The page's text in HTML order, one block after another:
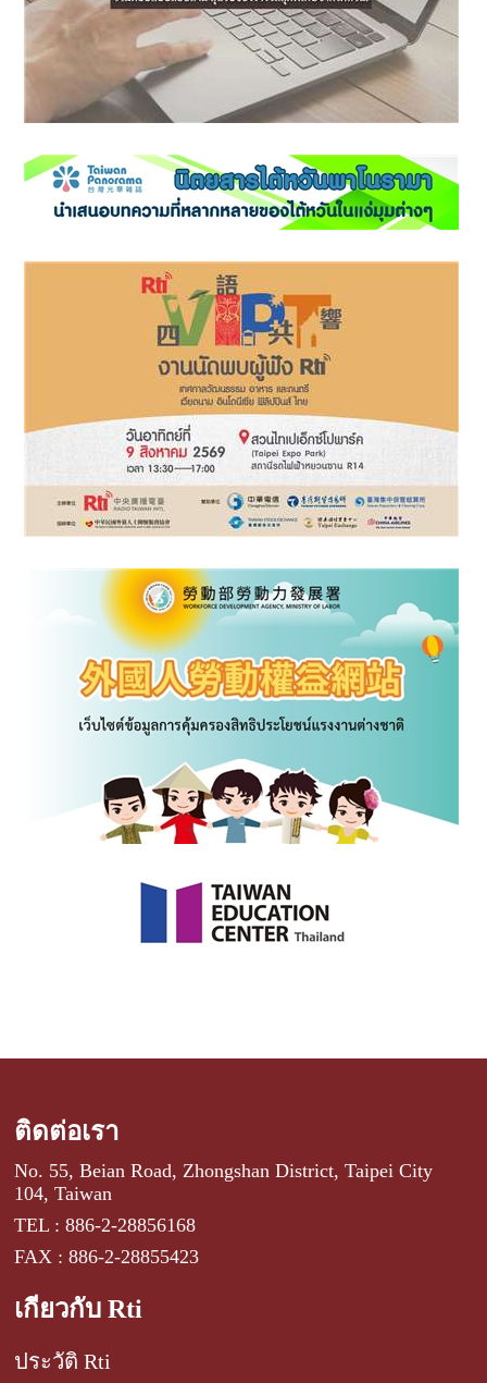
ติดต่อเรา
No. 55, Beian Road, Zhongshan District, Taipei City
104, Taiwan
TEL : 886-2-28856168
FAX : 886-2-28855423
เกี่ยวกับ Rti
ประวัติ Rti